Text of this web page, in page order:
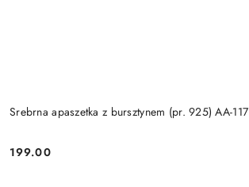
Srebrna apaszetka z bursztynem (pr. 925) AA-117
Cena:
199.00